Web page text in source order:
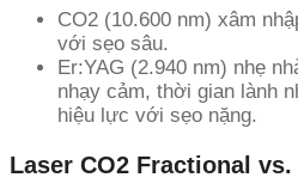
CO2 (10.600 nm) xâm
với sẹo sâu.
Er:YAG (2.940 nm) nhẹ
nhạy cảm, thời gian lành
hiệu lực với sẹo nặng.
Laser CO2 Fractional